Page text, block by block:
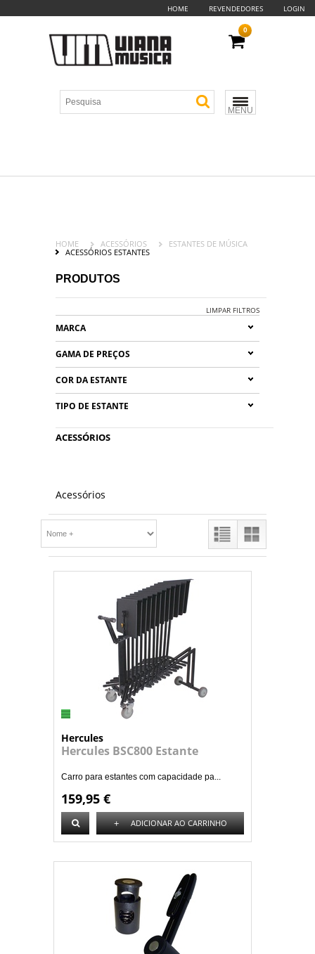
HOME REVENDEDORES LOGIN
MENU
0
HOME ACESSÓRIOS
ESTANTES DE MÚSICA
ACESSÓRIOS ESTANTES
PRODUTOS
LIMPAR FILTROS
MARCA
GAMA DE PREÇOS
COR DA ESTANTE
TIPO DE ESTANTE
ACESSÓRIOS
Acessórios
Hercules
Hercules BSC800 Estante
Carro para estantes com capacidade pa...
159,95 €
+ ADICIONAR AO CARRINHO